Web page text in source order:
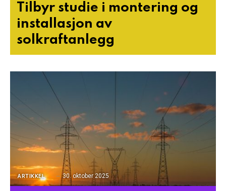
Tilbyr studie i montering og
installasjon av
solkraftanlegg
ARTIKKEL 30. oktober 2025